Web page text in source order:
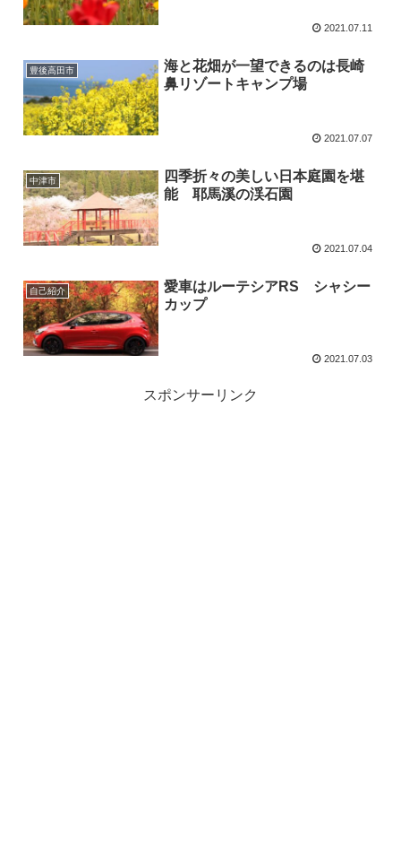
2021.07.11
豊後高田市
海と花畑が一望できるのは長崎
鼻リゾートキャンプ場
2021.07.07
中津市
四季折々の美しい日本庭園を堪
能 耶馬溪の渓石園
2021.07.04
自己紹介
愛車はルーテシアRS シャシー
カップ
2021.07.03
スポンサーリンク